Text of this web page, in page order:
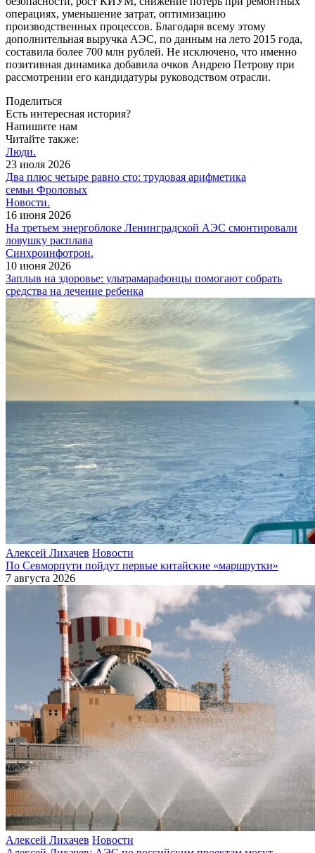
операциях, уменьшение затрат, оптимизацию
производственных процессов. Благодаря всему этому
дополнительная выручка АЭС, по данным на лето 2015 года,
составила более 700 млн рублей. Не исключено, что именно
позитивная динамика добавила очков Андрею Петрову при
рассмотрении его кандидатуры руководством отрасли.
Поделиться
Есть интересная история?
Напишите нам
Читайте также:
Люди.
23 июля 2026
Два плюс четыре равно сто: трудовая арифметика
семьи Фроловых
Новости.
16 июня 2026
На третьем энергоблоке Ленинградской АЭС смонтировали
ловушку расплава
Синхроинфотрон.
10 июня 2026
Заплыв на здоровье: ультрамарафонцы помогают собрать
средства на лечение ребенка
Алексей Лихачев Новости
По Севморпути пойдут первые китайские «маршрутки»
7 августа 2026
Алексей Лихачев Новости